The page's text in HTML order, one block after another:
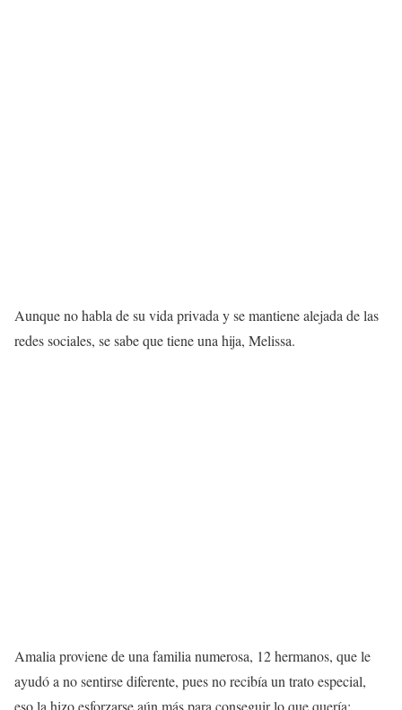
Aunque no habla de su vida privada y se mantiene alejada de las
redes sociales, se sabe que tiene una hija, Melissa.
Amalia proviene de una familia numerosa, 12 hermanos, que le
ayudó a no sentirse diferente, pues no recibía un trato especial,
eso la hizo esforzarse aún más para conseguir lo que quería;